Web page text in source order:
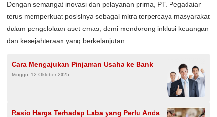
Dengan semangat inovasi dan pelayanan prima, PT. Pegadaian
terus memperkuat posisinya sebagai mitra terpercaya masyarakat
dalam pengelolaan aset emas, demi mendorong inklusi keuangan
dan kesejahteraan yang berkelanjutan.
Cara Mengajukan Pinjaman Usaha ke Bank
Minggu, 12 Oktober 2025
Rasio Harga Terhadap Laba yang Perlu Anda